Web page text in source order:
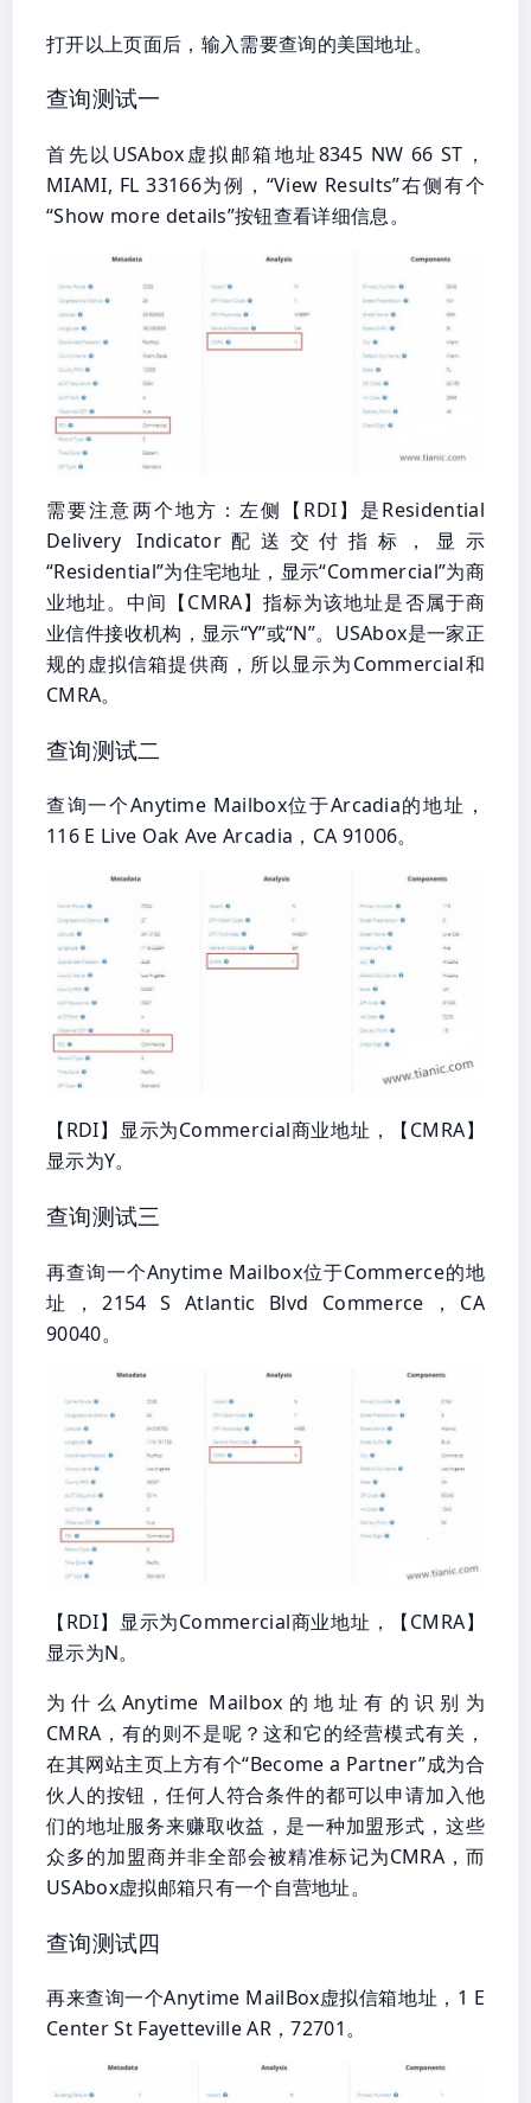
打开以上页面后，输入需要查询的美国地址。
查询测试一
首先以USAbox虚拟邮箱地址8345 NW 66 ST，
MIAMI, FL 33166为例，“View Results”右侧有个
“Show more details”按钮查看详细信息。
需要注意两个地方：左侧【RDI】是Residential
Delivery Indicator配送交付指标，显示
“Residential”为住宅地址，显示“Commercial”为商
业地址。中间【CMRA】指标为该地址是否属于商
业信件接收机构，显示“Y”或“N”。USAbox是一家正
规的虚拟信箱提供商，所以显示为Commercial和
CMRA。
查询测试二
查询一个Anytime Mailbox位于Arcadia的地址，
116 E Live Oak Ave Arcadia，CA 91006。
【RDI】显示为Commercial商业地址，【CMRA】
显示为Y。
查询测试三
再查询一个Anytime Mailbox位于Commerce的地
址，2154 S Atlantic Blvd Commerce，CA
90040。
【RDI】显示为Commercial商业地址，【CMRA】
显示为N。
为什么Anytime Mailbox的地址有的识别为
CMRA，有的则不是呢？这和它的经营模式有关，
在其网站主页上方有个“Become a Partner”成为合
伙人的按钮，任何人符合条件的都可以申请加入他
们的地址服务来赚取收益，是一种加盟形式，这些
众多的加盟商并非全部会被精准标记为CMRA，而
USAbox虚拟邮箱只有一个自营地址。
查询测试四
再来查询一个Anytime MailBox虚拟信箱地址，1 E
Center St Fayetteville AR，72701。